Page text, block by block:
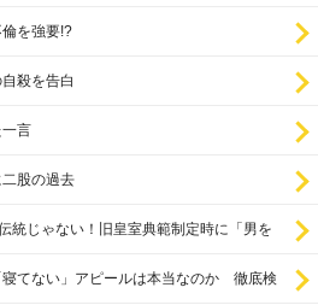
を強要!?
殺を告白
言
股の過去
統じゃない！旧皇室典範制定時に「男を
てない」アピールは本当なのか 徹底検